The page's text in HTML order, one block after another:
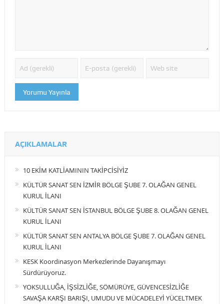
AÇIKLAMALAR
10 EKİM KATLİAMININ TAKİPCİSİYİZ
KÜLTÜR SANAT SEN İZMİR BÖLGE ŞUBE 7. OLAĞAN GENEL
KURUL İLANI
KÜLTÜR SANAT SEN İSTANBUL BÖLGE ŞUBE 8. OLAĞAN GENEL
KURUL İLANI
KÜLTÜR SANAT SEN ANTALYA BÖLGE ŞUBE 7. OLAĞAN GENEL
KURUL İLANI
KESK Koordinasyon Merkezlerinde Dayanışmayı
Sürdürüyoruz.
YOKSULLUĞA, İŞSİZLİĞE, SÖMÜRÜYE, GÜVENCESİZLİĞE
SAVAŞA KARŞI BARIŞI, UMUDU VE MÜCADELEYİ YÜCELTMEK